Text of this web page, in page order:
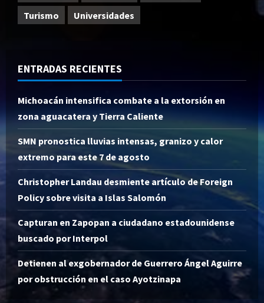
Turismo
Universidades
ENTRADAS RECIENTES
Michoacán intensifica combate a la extorsión en
zona aguacatera y Tierra Caliente
SMN pronostica lluvias intensas, granizo y calor
extremo para este 7 de agosto
Christopher Landau desmiente artículo de Foreign
Policy sobre visita a Islas Salomón
Capturan en Zapopan a ciudadano estadounidense
buscado por Interpol
Detienen al exgobernador de Guerrero Ángel Aguirre
por obstrucción en el caso Ayotzinapa